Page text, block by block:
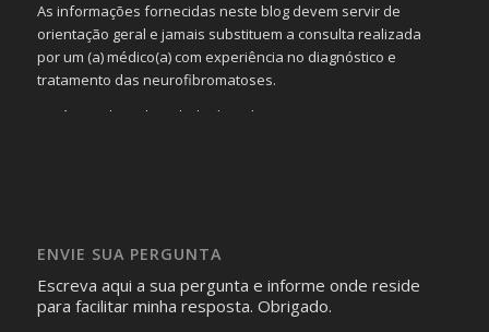
As informações fornecidas neste blog devem servir de
orientação geral e jamais substituem a consulta realizada
por um (a) médico(a) com experiência no diagnóstico e
tratamento das neurofibromatoses.
Será omitida a identidade de todas as pessoas que
identificação da pessoa fotografada.
ENVIE SUA PERGUNTA
Escreva aqui a sua pergunta e informe onde reside
para facilitar minha resposta. Obrigado.